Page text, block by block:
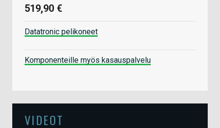
519,90 €
Datatronic pelikoneet
Komponenteille myös kasauspalvelu
VIDEOT